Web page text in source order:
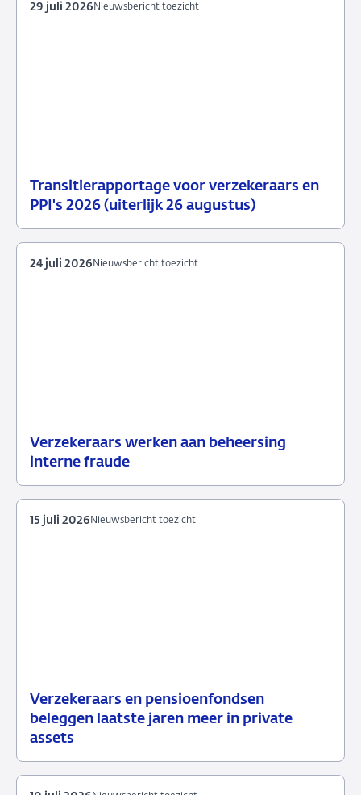
Transitierapportage voor verzekeraars en
PPI's 2026 (uiterlijk 26 augustus)
29
Nieuwsbericht
Nieuwsbericht toezicht
29 juli 2026
Verzekeraars werken aan beheersing
interne fraude
24
Nieuwsbericht
Nieuwsbericht toezicht
24 juli 2026
Verzekeraars en pensioenfondsen
beleggen laatste jaren meer in private
assets
15
juli
Nieuwsbericht
toezicht
Nieuwsbericht toezicht
15 juli 2026